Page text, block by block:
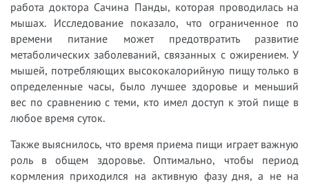
работа доктора Сачина Панды, которая проводилась на
мышах. Исследование показало, что ограниченное по
времени питание может предотвратить развитие
метаболических заболеваний, связанных с ожирением. У
мышей, потребляющих высококалорийную пищу только в
определенные часы, было лучшее здоровье и меньший
вес по сравнению с теми, кто имел доступ к этой пище в
любое время суток.
Также выяснилось, что время приема пищи играет важную
роль в общем здоровье. Оптимально, чтобы период
кормления приходился на активную фазу дня, а не на